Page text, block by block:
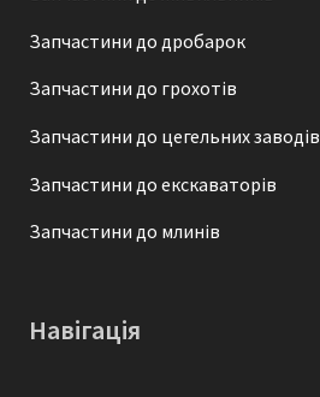
Запчастини до дробарок
Запчастини до грохотів
Запчастини до цегельних заводів
Запчастини до екскаваторів
Запчастини до млинів
Навігація